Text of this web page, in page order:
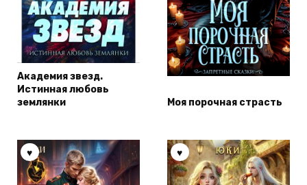
Академия звезд.
Истинная любовь
землянки
Моя порочная страсть